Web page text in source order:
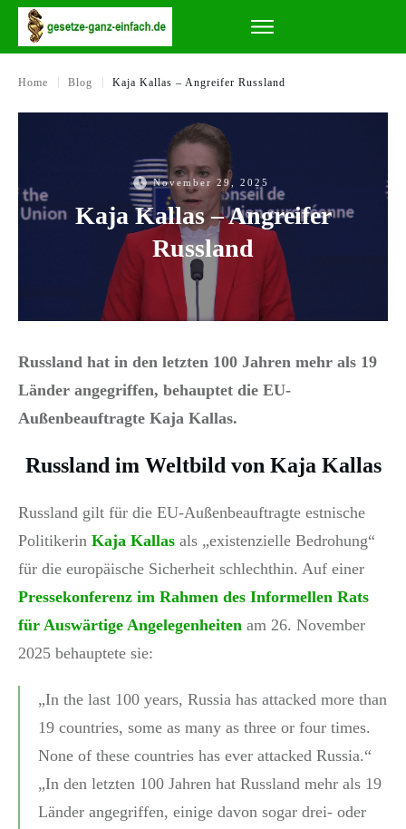
Home Blog Kaja Kallas – Angreifer Russland
November 29, 2025
Kaja Kallas – Angreifer
Russland
Russland hat in den letzten 100 Jahren mehr als 19
Länder angegriffen, behauptet die EU-
Außenbeauftragte Kaja Kallas.
Russland im Weltbild von Kaja Kallas
Russland gilt für die EU-Außenbeauftragte estnische
Politikerin Kaja Kallas als „existenzielle Bedrohung“
für die europäische Sicherheit schlechthin. Auf einer
Pressekonferenz im Rahmen des Informellen Rats
für Auswärtige Angelegenheiten am 26. November
2025 behauptete sie:
„In the last 100 years, Russia has attacked more than
19 countries, some as many as three or four times.
None of these countries has ever attacked Russia.“
„In den letzten 100 Jahren hat Russland mehr als 19
Länder angegriffen, einige davon sogar drei- oder